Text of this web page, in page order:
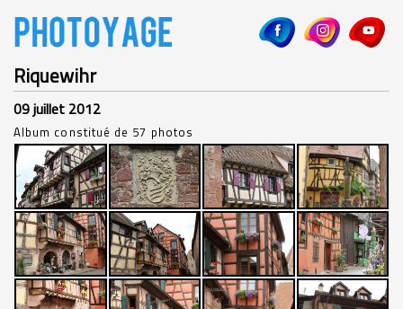
Riquewihr
09 juillet 2012
Album constitué de 57 photos